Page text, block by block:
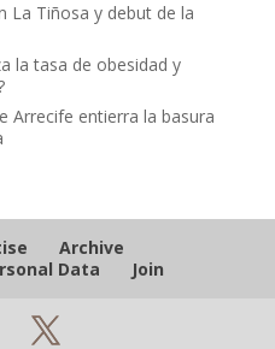
La Tiñosa y debut de la
la tasa de obesidad y
Arrecife entierra la basura
Archive
Data Join